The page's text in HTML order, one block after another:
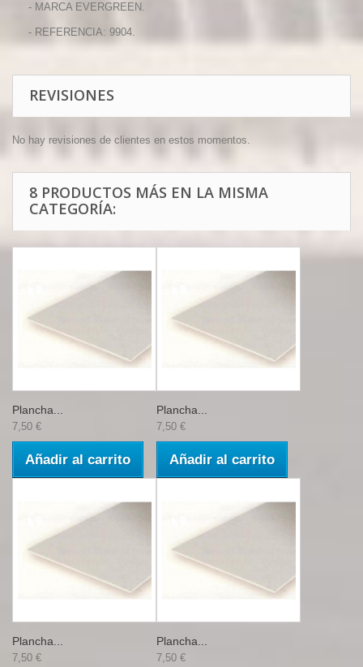
- MARCA EVERGREEN.
- REFERENCIA: 9904.
REVISIONES
No hay revisiones de clientes en estos momentos.
8 PRODUCTOS MÁS EN LA MISMA
CATEGORÍA:
Plancha...
7,50 €
Añadir al carrito
Plancha...
7,50 €
Añadir al carrito
Plancha...
7,50 €
Plancha...
7,50 €